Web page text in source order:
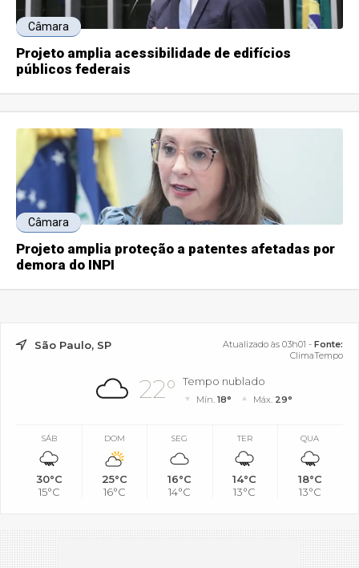
Câmara
Projeto amplia acessibilidade de edifícios
públicos federais
Câmara
Projeto amplia proteção a patentes afetadas por
demora do INPI
São Paulo, SP Atualizado às 03h01 - Fonte:
ClimaTempo
22° Tempo nublado
Mín.18° Máx. 29°
SÁB
30°C
15°C
DOM
25°C
16°C
SEG
16°C
14°C
TER
14°C
13°C
QUA
18°C
13°C